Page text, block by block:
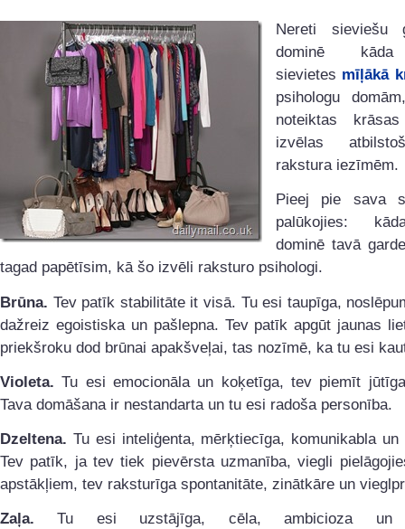
Nereti sieviešu
dominē
sievietes mīļākā
psihologu
noteiktas
izvēlas
rakstura iezīmēm.
Pieej pie sava
palūkojies:
dominē tavā
tagad papētīsim, kā šo izvēli raksturo psihologi.
Brūna. Tev patīk stabilitāte it visā. Tu esi taupīga,
dažreiz egoistiska un pašlepna. Tev patīk apgūt jaunas
priekšroku dod brūnai apakšveļai, tas nozīmē, ka tu esi
Violeta. Tu esi emocionāla un koķetīga, tev piemīt
Tava domāšana ir nestandarta un tu esi radoša personība.
Dzeltena. Tu esi inteliģenta, mērķtiecīga, komunikabla un
Tev patīk, ja tev tiek pievērsta uzmanība, viegli
apstākļiem, tev raksturīga spontanitāte, zinātkāre un
Zaļa. Tu esi uzstājīga, cēla, ambicioza un